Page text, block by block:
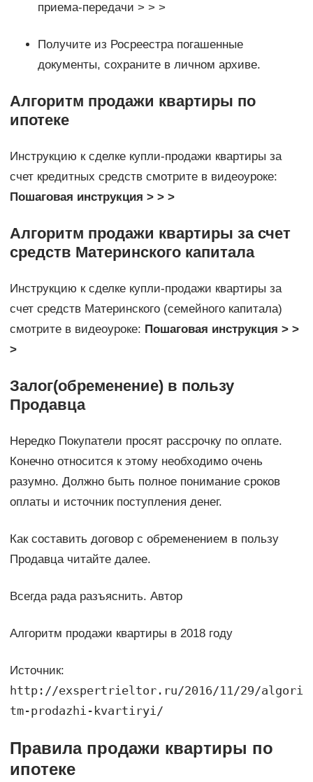
приема-передачи > > >
Получите из Росреестра погашенные
документы, сохраните в личном архиве.
Алгоритм продажи квартиры по
ипотеке
Инструкцию к сделке купли-продажи квартиры за
счет кредитных средств смотрите в видеоуроке:
Пошаговая инструкция > > >
Алгоритм продажи квартиры за счет
средств Материнского капитала
Инструкцию к сделке купли-продажи квартиры за
счет средств Материнского (семейного капитала)
смотрите в видеоуроке: Пошаговая инструкция > >
>
Залог(обременение) в пользу
Продавца
Нередко Покупатели просят рассрочку по оплате.
Конечно относится к этому необходимо очень
разумно. Должно быть полное понимание сроков
оплаты и источник поступления денег.
Как составить договор с обременением в пользу
Продавца читайте далее.
Всегда рада разъяснить. Автор
Алгоритм продажи квартиры в 2018 году
Источник:
http://exspertrieltor.ru/2016/11/29/algori
tm-prodazhi-kvartiryi/
Правила продажи квартиры по
ипотеке